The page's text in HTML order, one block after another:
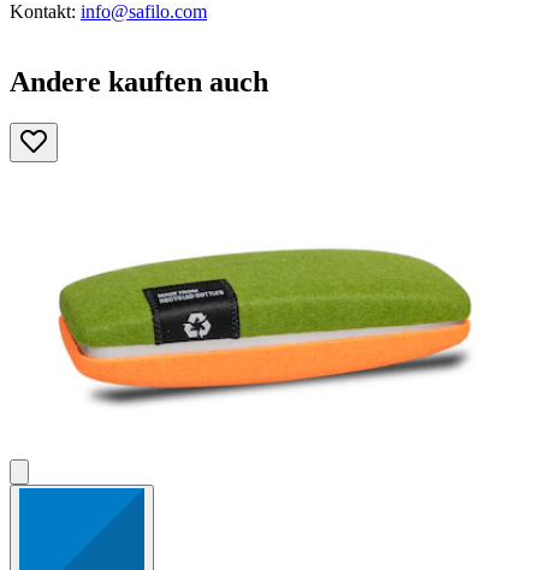
Kontakt: info@safilo.com
Andere kauften auch